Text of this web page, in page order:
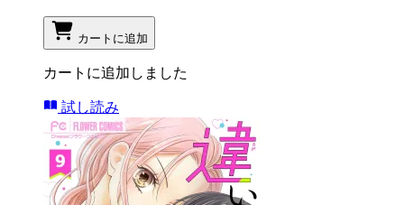
カートに追加
カートに追加しました
試し読み